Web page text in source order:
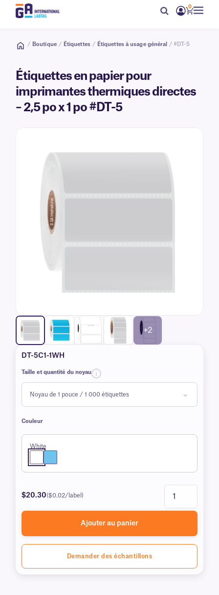
0
/ Boutique / Étiquettes / Étiquettes à usage général / #DT-5
Étiquettes en papier pour
imprimantes thermiques directes
– 2,5 po x 1 po #DT-5
+2
DT-5C1-1WH
Taille et quantité du noyau
Couleur
White
$20.30($0.02/label)
Ajouter au panier
Demander des échantillons